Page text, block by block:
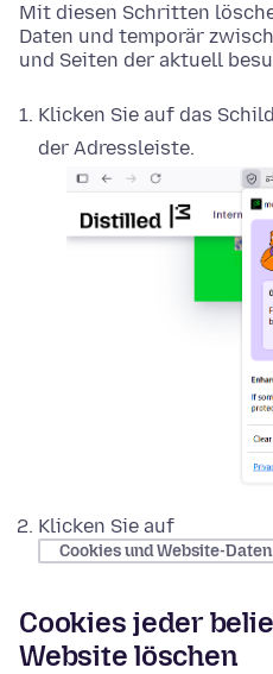
Mit diesen Schritten
Daten und temporär
und Seiten der aktuell
Klicken Sie auf das
der Adressleiste.
Klicken Sie auf
Cookies und Website-
Cookies jeder
Website löschen